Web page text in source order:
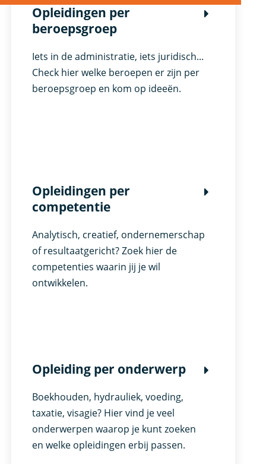
Opleidingen per
beroepsgroep
Iets in de administratie, iets juridisch...
Check hier welke beroepen er zijn per
beroepsgroep en kom op ideeën.
Opleidingen per
competentie
Analytisch, creatief, ondernemerschap
of resultaatgericht? Zoek hier de
competenties waarin jij je wil
ontwikkelen.
Opleiding per onderwerp
Boekhouden, hydrauliek, voeding,
taxatie, visagie? Hier vind je veel
onderwerpen waarop je kunt zoeken
en welke opleidingen erbij passen.